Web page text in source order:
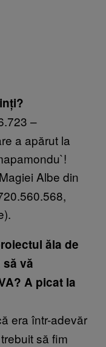
–
a apărut la
`!
Albe din
ăla de
vă
A picat la
era într-adevăr
să fim